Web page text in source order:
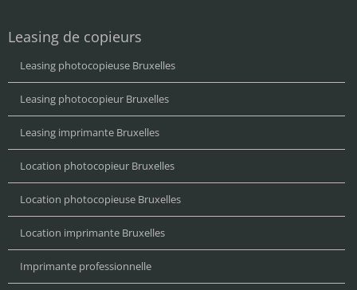
Leasing de copieurs
Leasing photocopieuse Bruxelles
Leasing photocopieur Bruxelles
Leasing imprimante Bruxelles
Location photocopieur Bruxelles
Location photocopieuse Bruxelles
Location imprimante Bruxelles
Imprimante professionnelle